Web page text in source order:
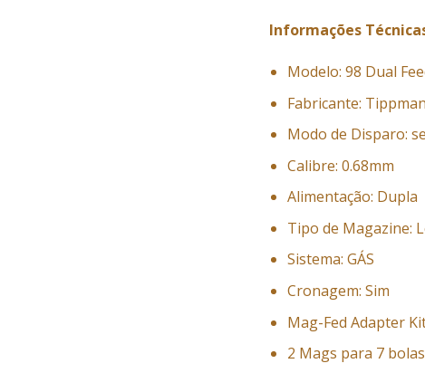
Informações
Modelo: 98 Dual
Fabricante:
Modo de Disparo:
Calibre: 0.68mm
Alimentação: Dupla
Tipo de Magazine:
Sistema: GÁS
Cronagem: Sim
Mag-Fed Adapter
2 Mags para 7 bolas